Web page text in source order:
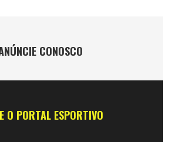
CONOSCO
O PORTAL ESPORTIVO